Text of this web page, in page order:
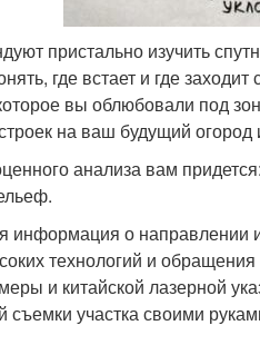
пристально изучить
где встает и где
вы облюбовали под
на ваш будущий огород
анализа вам придется:
информация о направлении
технологий и
и китайской лазерной
съемки участка своими